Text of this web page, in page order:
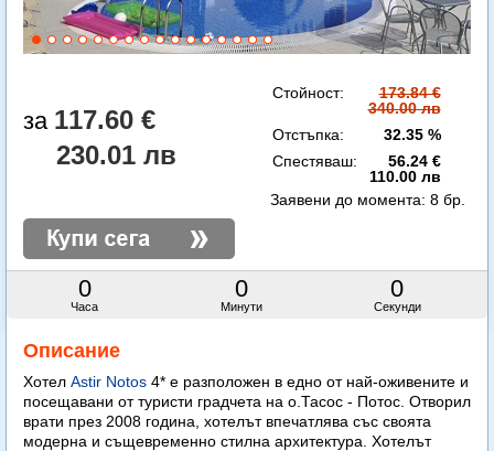
117.60 €
230.01 лв
Стойност:
173.84 €
340.00 лв
Отстъпка:
32.35 %
Спестяваш:
56.24 €
110.00 лв
0
Часа
0
Минути
0
Секунди
Заявени до момента: 8 бр.
Описание
Хотел Astir Notos 4* е разположен в едно от най-оживените и
посещавани от туристи градчета на о.Тасос - Потос. Отворил
врати през 2008 година, хотелът впечатлява със своята
модерна и същевременно стилна архитектура. Хотелът